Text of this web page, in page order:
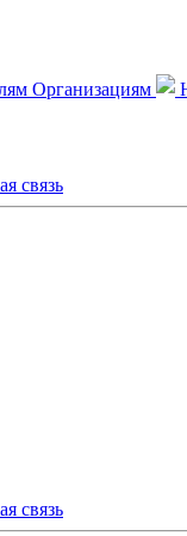
Организациям
связь
связь